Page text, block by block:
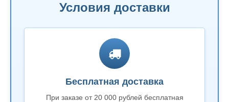
Условия доставки
Бесплатная доставка
При заказе от 20 000 рублей бесплатная